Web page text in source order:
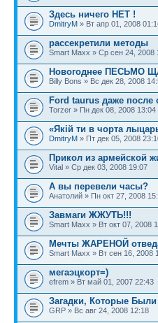
Здесь ничего НЕТ !
DmitryM » Вт апр 01, 2008
рассекретили методы
Smart Maxx » Ср сен 24, 2008
Новогоднее ПЕСЬМО
Billy Bons » Вс дек 28, 2008
Ford taurus даже после
Torzer » Пн дек 08, 2008 13:04
«Якiй ти в чорта
DmitryM » Пт дек 05, 2008
Прикол из армейской
Vital » Ср дек 03, 2008 19:07
А вы перевели часы?
Анатолий » Пн окт 27, 2008
Завмаги ЖЖУТЬ!!!
Smart Maxx » Вт окт 07, 2008
Мечты ЖАРЕНОЙ
Smart Maxx » Вт сен 16, 2008
мегаэцкорт=)
efrem » Вт май 01, 2007 22:43
Загадки, Которые
GRP » Вс авг 24, 2008 12:18